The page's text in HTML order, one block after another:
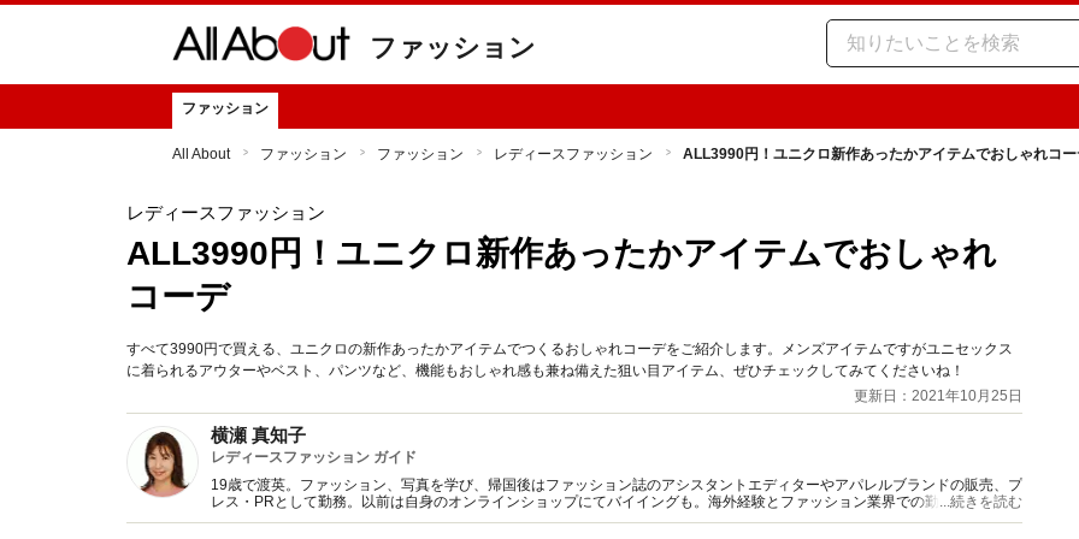
ファッション
ファッション
All About ファッション ファッション レディースファッション ALL3990円！ユニクロ新作あったかアイテムでおしゃれコー
レディースファッション
ALL3990円！ユニクロ新作あったかアイテムでおしゃれ
コーデ
すべて3990円で買える、ユニクロの新作あったかアイテムでつくるおしゃれコーデをご紹介します。メンズアイテムですがユニセックス
に着られるアウターやベスト、パンツなど、機能もおしゃれ感も兼ね備えた狙い目アイテム、ぜひチェックしてみてくださいね！
更新日：2021年10月25日
横瀬 真知子
レディースファッション ガイド
19歳で渡英。ファッション、写真を学び、帰国後はファッション誌のアシスタントエディターやアパレルブランドの販売、プ
レス・PRとして勤務。以前は自身のオンラインショップにてバイイングも。海外経験とファッション業界での勤務経験から
得た知識をもとに、フレッシュなファッション情報をご提供します。
...続きを読む